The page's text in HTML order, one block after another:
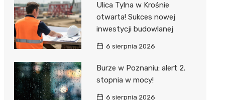
Ulica Tylna w Krośnie
otwarta! Sukces nowej
inwestycji budowlanej
6 sierpnia 2026
Burze w Poznaniu: alert 2.
stopnia w mocy!
6 sierpnia 2026